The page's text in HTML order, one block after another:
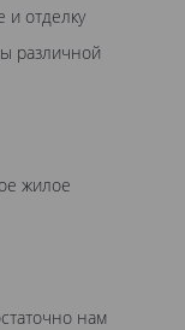
и отделку
различной
жилое
нам